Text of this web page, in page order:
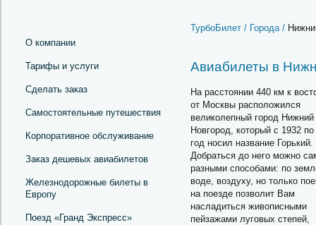
О компании
Тарифы и услуги
Сделать заказ
Самостоятельные путешествия
Корпоративное обслуживание
Заказ дешевых авиабилетов
Железнодорожные билеты в
Европу
Поезд «Гранд Экспресс»
ТурбоБилет / Города /
Авиабилеты в
На расстоянии 440 км к
от Москвы расположился
великолепный город Нижний
Новгород, который с 1932
год носил название Горький.
Добраться до него можно
разными способами: по
воде, воздуху, но только
на поезде позволит Вам
насладиться живописными
пейзажами луговых степей,